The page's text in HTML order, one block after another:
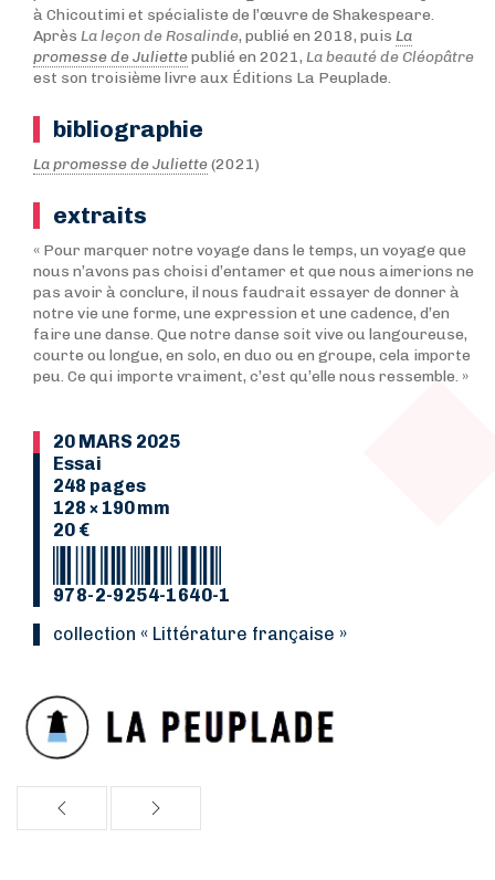
à Chicoutimi et spécialiste de l’œuvre de Shakespeare.
Après La leçon de Rosalinde, publié en 2018, puis La
promesse de Juliettepublié en 2021, La beauté de Cléopâtre
est son troisième livre aux Éditions La Peuplade.
bibliographie
La promesse de Juliette(2021)
extraits
« Pour marquer notre voyage dans le temps, un voyage que
nous n’avons pas choisi d’entamer et que nous aimerions ne
pas avoir à conclure, il nous faudrait essayer de donner à
notre vie une forme, une expression et une cadence, d’en
faire une danse. Que notre danse soit vive ou langoureuse,
courte ou longue, en solo, en duo ou en groupe, cela importe
peu. Ce qui importe vraiment, c’est qu’elle nous ressemble. »
20 MARS 2025
Essai
248 pages
128 × 190 mm
20 €
978-2-9254-1640-1
collection « Littérature française »